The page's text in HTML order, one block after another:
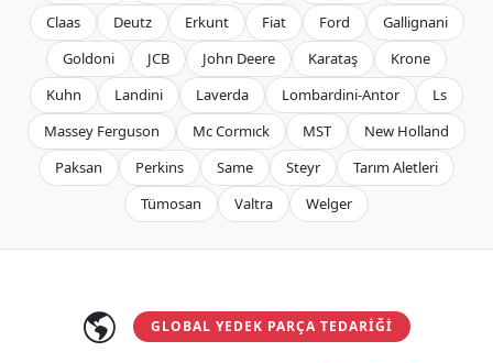
Claas
Deutz Erkunt Fiat Ford
Gallignani
Goldoni
JCB John Deere Karataş
Krone
Kuhn
Landini Laverda Lombardini-Antor
Ls
Massey Ferguson
Mc Cormıck MST
New Holland
Paksan
Perkins Same Steyr
Tarım Aletleri
Tümosan
Valtra Welger
GLOBAL YEDEK PARÇA TEDARIĞI